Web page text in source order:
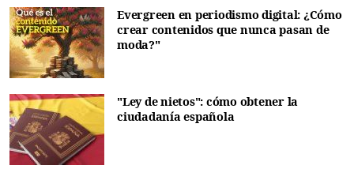
Evergreen en periodismo digital: ¿Cómo
crear contenidos que nunca pasan de
moda?"
"Ley de nietos": cómo obtener la
ciudadanía española